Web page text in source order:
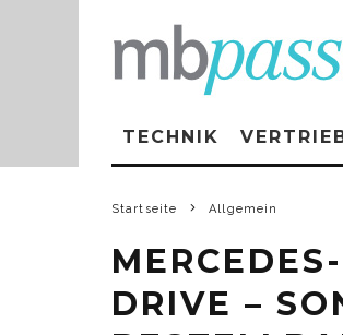
TECHNIK
Startseite Allgemein
DRIVE –